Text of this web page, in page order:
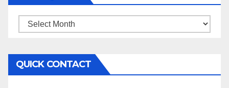
महिने
अनुसार
पढ़ें
QUICK CONTACT